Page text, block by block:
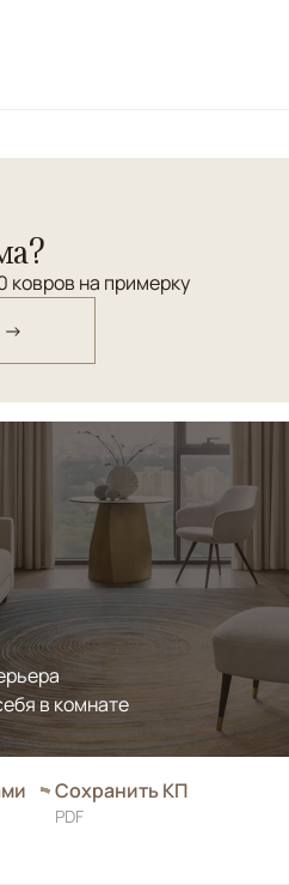
ритм в оформлении интерьера.
ковров на примерку
→
в комнате
Сохранить КП
PDF